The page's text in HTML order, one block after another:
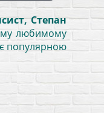
Степан
любимому
популярною